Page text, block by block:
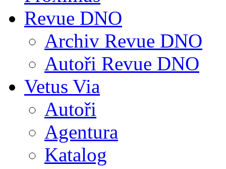
Revue DNO
Archiv Revue DNO
Autoři Revue DNO
Vetus Via
Autoři
Agentura
Katalog